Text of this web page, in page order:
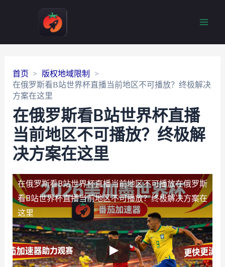
首页
版权地域限制
在俄罗斯看B站世界杯直播当前地区不可播放？终极解决
方案在这里
在俄罗斯看B站世界杯直播
当前地区不可播放？终极解
决方案在这里
在俄罗斯看B站世界杯直播当前地区不可播放在俄罗斯
看B站世界杯直播当前地区不可播放？终极解决方案在
这里